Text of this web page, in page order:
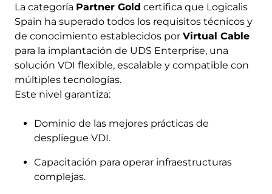
La categoría Partner Gold certifica que Logicalis
Spain ha superado todos los requisitos técnicos y
de conocimiento establecidos por Virtual Cable
para la implantación de UDS Enterprise, una
solución VDI flexible, escalable y compatible con
múltiples tecnologías.
Este nivel garantiza:
Dominio de las mejores prácticas de
despliegue VDI.
Capacitación para operar infraestructuras
complejas.